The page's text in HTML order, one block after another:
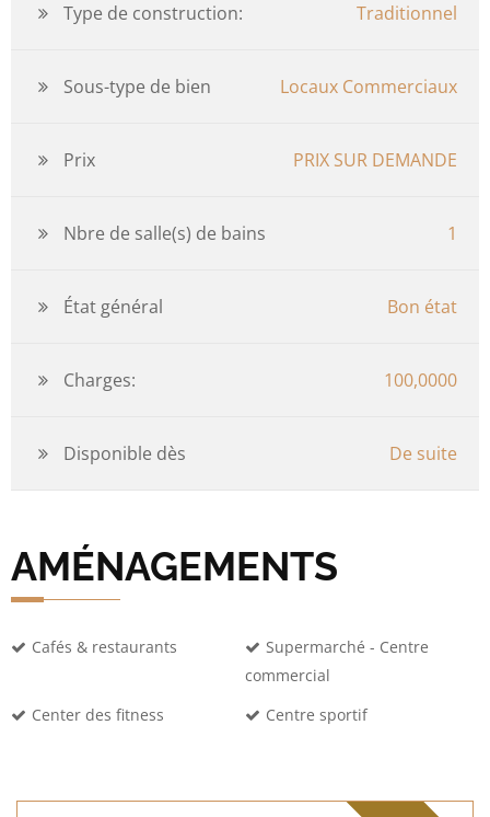
Type de construction: Traditionnel
Sous-type de bien Locaux Commerciaux
Prix PRIX SUR DEMANDE
Nbre de salle(s) de bains 1
État général Bon état
Charges: 100,0000
Disponible dès De suite
AMÉNAGEMENTS
Cafés & restaurants
Supermarché - Centre
commercial
Center des fitness
Centre sportif